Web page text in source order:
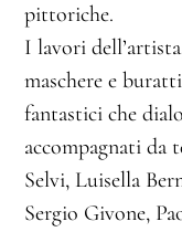
pittoriche.
I lavori
maschere e
fantastici che
accompagnati
Selvi, Luisella
Sergio Givone,